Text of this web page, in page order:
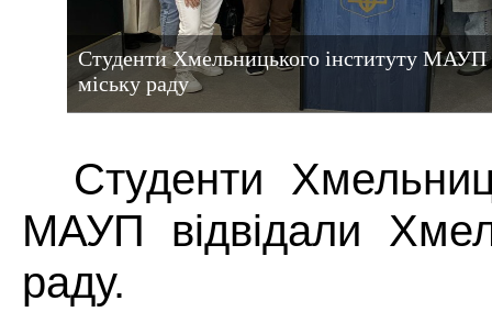
Студенти Хмельницького інституту МАУП
міську раду
Студенти
МАУП відвідали
раду.